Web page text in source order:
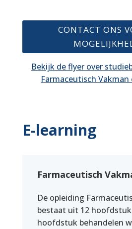
CONTACT ONS
Bekijk de flyer over
Farmaceutisch Vakman
E-learning
Farmaceutisch
De opleiding
bestaat uit 12
hoofdstuk behandelen